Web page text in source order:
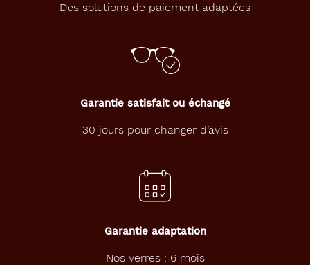
Des solutions de paiement adaptées
Garantie satisfait ou échangé
30 jours pour changer d’avis
Garantie adaptation
Nos verres : 6 mois